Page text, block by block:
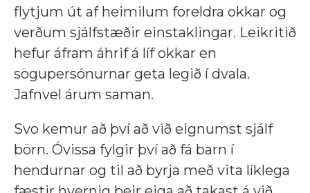
flytjum út af heimilum foreldra okkar og
verðum sjálfstæðir einstaklingar. Leikritið
hefur áfram áhrif á líf okkar en
sögupersónurnar geta legið í dvala.
Jafnvel árum saman.
Svo kemur að því að við eignumst sjálf
börn. Óvissa fylgir því að fá barn í
hendurnar og til að byrja með vita líklega